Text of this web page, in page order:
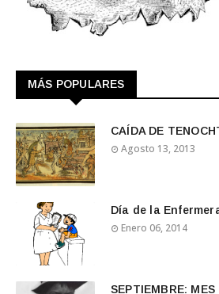
MÁS POPULARES
CAÍDA DE
Agosto 13, 2013
Día de la
Enero 06, 2014
SEPTIEMBRE: MES